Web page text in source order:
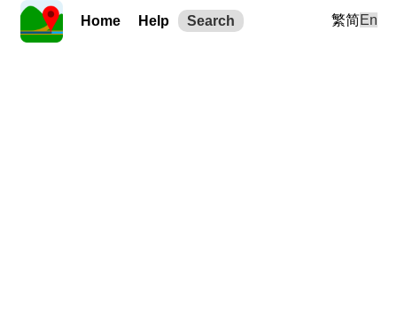
Home Help Search 繁简En